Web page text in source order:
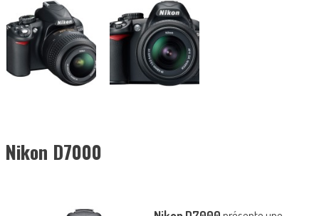
Nikon D7000